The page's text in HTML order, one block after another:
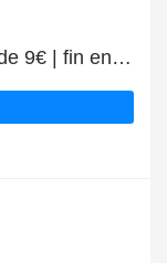
Regalo para MAIASHOP a partir de 9€ | fin en breve